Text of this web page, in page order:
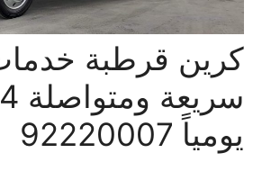
كرين قرطبة خدمات
يومياً 92220007